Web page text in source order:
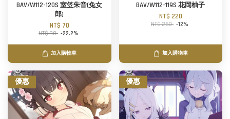
BAV/W112-120S 室笠朱音(兔女
郎)
NT$ 70
NT$ 90 -22.2%
加入購物車
BAV/W112-119S 花岡柚子
NT$ 220
NT$ 250 -12%
加入購物車
優惠 優惠